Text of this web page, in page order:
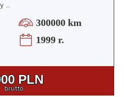
300000 km
1999 r.
PLN
brutto